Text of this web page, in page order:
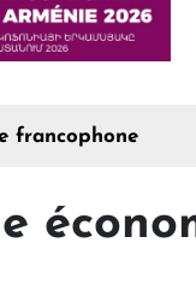
francophone